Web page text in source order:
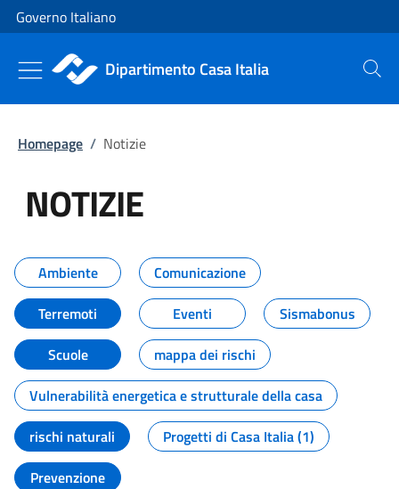
Vai al contenuto
Vai alla navigazione del sito
Governo Italiano
Dipartimento Casa Italia Cerca
Homepage / Notizie
NOTIZIE
Tutti i contenuti della pagina
Ambiente
Comunicazione
Terremoti
Eventi
Sismabonus
Scuole
mappa dei rischi
Vulnerabilità energetica e strutturale della casa
rischi naturali
Progetti di Casa Italia (1)
Prevenzione